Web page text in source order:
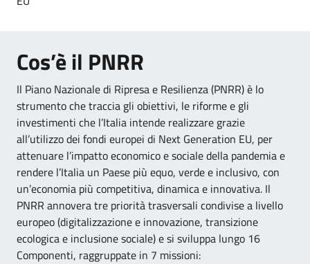
Cos’è il PNRR
Il Piano Nazionale di Ripresa e Resilienza (PNRR) è lo
strumento che traccia gli obiettivi, le riforme e gli
investimenti che l’Italia intende realizzare grazie
all’utilizzo dei fondi europei di Next Generation EU, per
attenuare l’impatto economico e sociale della pandemia e
rendere l’Italia un Paese più equo, verde e inclusivo, con
un’economia più competitiva, dinamica e innovativa. Il
PNRR annovera tre priorità trasversali condivise a livello
europeo (digitalizzazione e innovazione, transizione
ecologica e inclusione sociale) e si sviluppa lungo 16
Componenti, raggruppate in 7 missioni: